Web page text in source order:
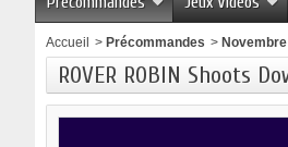
Accueil > Précommandes >
ROVER ROBIN Shoots